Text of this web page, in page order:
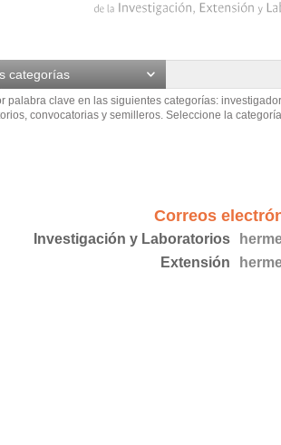
categorías
palabra clave en las siguientes categorías:
convocatorias y semilleros. Seleccione la
Correos
Investigación y Laboratorios
Extensión